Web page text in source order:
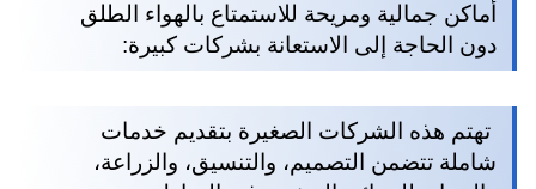
أماكن جمالية ومريحة للاستمتاع بالهواء الطلق
دون الحاجة إلى الاستعانة بشركات كبيرة:
تهتم هذه الشركات الصغيرة بتقديم خدمات
شاملة تتضمن التصميم، والتنسيق، والزراعة،